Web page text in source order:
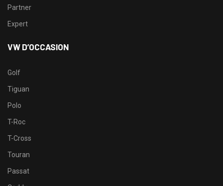
Partner
Expert
VW D’OCCASION
Golf
Tiguan
Polo
T-Roc
T-Cross
Touran
Passat